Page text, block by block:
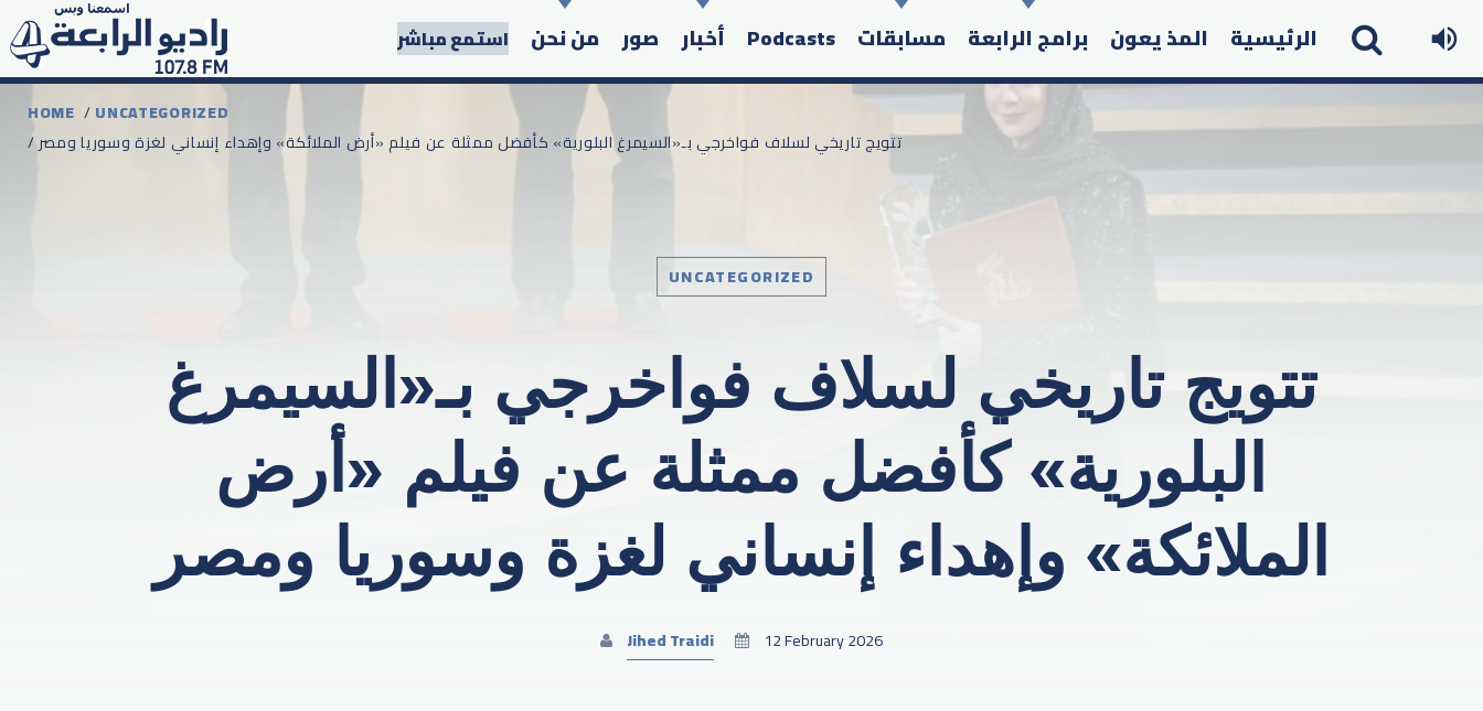
الرئيسية المذ يعون برامج الرابعة مسابقات Podcasts أخبار صور من نحن استمع مباشر
Search in the website:
HOME /UNCATEGORIZED
/ تتويج تاريخي لسلاف فواخرجي بـ«السيمرغ البلورية» كأفضل ممثلة عن فيلم «أرض الملائكة» وإهداء إنساني لغزة وسوريا ومصر
UNCATEGORIZED
تتويج تاريخي لسلاف فواخرجي بـ«السيمرغ
البلورية» كأفضل ممثلة عن فيلم «أرض
الملائكة» وإهداء إنساني لغزة وسوريا ومصر
Jihed Traidi 12 February 2026